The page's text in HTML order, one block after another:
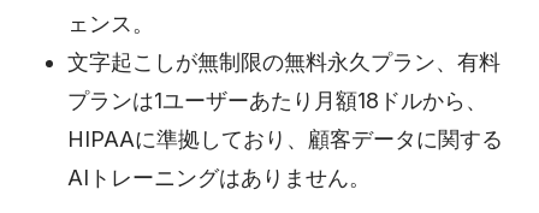
ェンス。
文字起こしが無制限の無料永久プラン、有料
プランは1ユーザーあたり月額18ドルから、
HIPAAに準拠しており、顧客データに関する
AIトレーニングはありません。